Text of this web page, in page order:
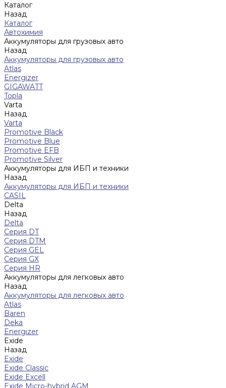
Каталог
Назад
Каталог
Автохимия
Аккумуляторы для грузовых авто
Назад
Аккумуляторы для грузовых авто
Atlas
Energizer
GIGAWATT
Topla
Varta
Назад
Varta
Promotive Black
Promotive Blue
Promotive EFB
Promotive Silver
Аккумуляторы для ИБП и техники
Назад
Аккумуляторы для ИБП и техники
CASIL
Delta
Назад
Delta
Серия DT
Серия DTM
Серия GEL
Серия GХ
Серия HR
Аккумуляторы для легковых авто
Назад
Аккумуляторы для легковых авто
Atlas
Baren
Deka
Energizer
Exide
Назад
Exide
Exide Classic
Exide Excell
Exide Micro-hybrid AGM